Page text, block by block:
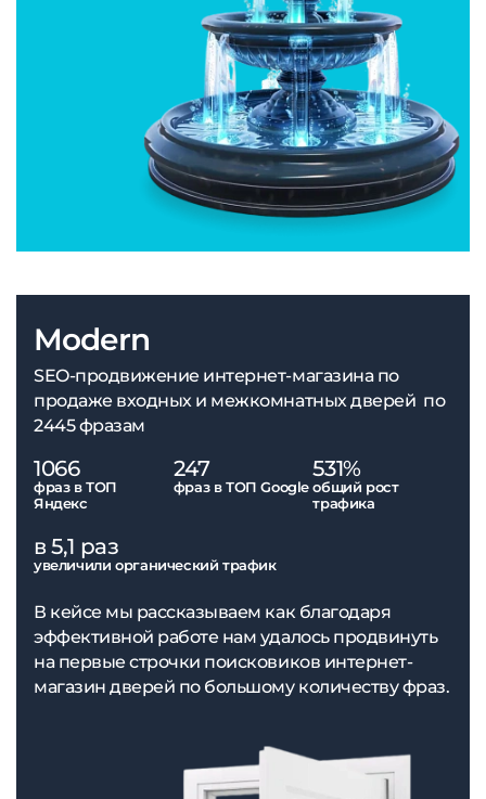
Modern
SEO-продвижение интернет-магазина по
продаже входных и межкомнатных дверей по
2445 фразам
1066
фраз в ТОП
Яндекс
247
фраз в ТОП Google
531%
общий рост
трафика
в 5,1 раз
увеличили органический трафик
В кейсе мы рассказываем как благодаря
эффективной работе нам удалось продвинуть
на первые строчки поисковиков интернет-
магазин дверей по большому количеству фраз.